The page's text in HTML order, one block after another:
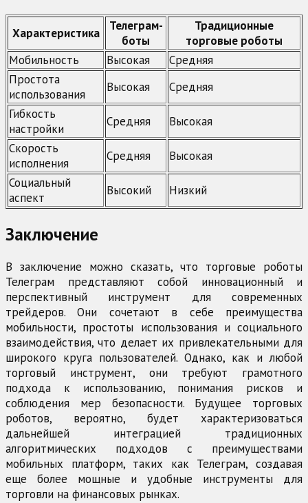
Характеристика
Телеграм-
боты
Традиционные
торговые роботы
Мобильность
Высокая
Средняя
Простота
использования
Высокая
Средняя
Гибкость
настройки
Средняя
Высокая
Скорость
исполнения
Средняя
Высокая
Социальный
аспект
Высокий Низкий
Заключение
В заключение можно сказать, что торговые роботы
Телеграм представляют собой инновационный и
перспективный инструмент для современных
трейдеров. Они сочетают в себе преимущества
мобильности, простоты использования и социального
взаимодействия, что делает их привлекательными для
широкого круга пользователей. Однако, как и любой
торговый инструмент, они требуют грамотного
подхода к использованию, понимания рисков и
соблюдения мер безопасности. Будущее торговых
роботов, вероятно, будет характеризоваться
дальнейшей интеграцией традиционных
алгоритмических подходов с преимуществами
мобильных платформ, таких как Телеграм, создавая
еще более мощные и удобные инструменты для
торговли на финансовых рынках.